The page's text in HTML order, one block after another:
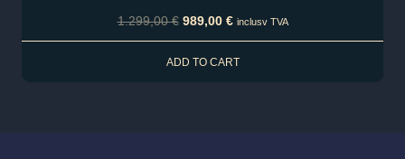
1.299,00€ 989,00 € inclusv TVA
ADD TO CART